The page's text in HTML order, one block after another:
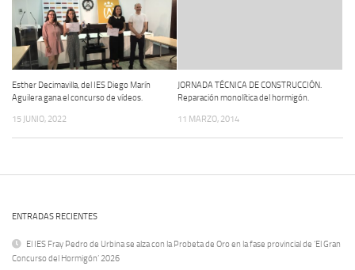
Esther Decimavilla, del IES Diego Marín
Aguilera gana el concurso de vídeos.
15 JUNIO, 2022
JORNADA TÉCNICA DE CONSTRUCCIÓN.
Reparación monolítica del hormigón.
11 MARZO, 2014
ENTRADAS RECIENTES
El IES Fray Pedro de Urbina se alza con la Probeta de Oro en la fase provincial de ‘El Gran
Concurso del Hormigón’ 2026